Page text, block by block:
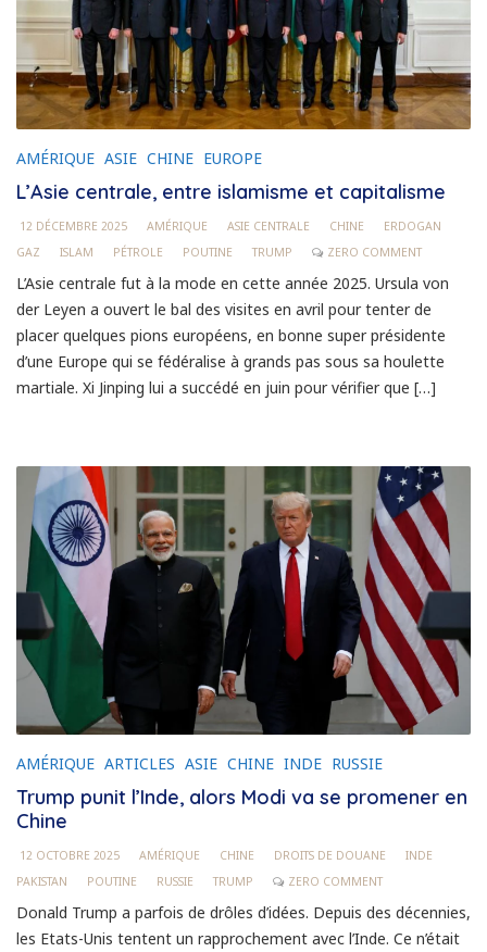
AMÉRIQUE ASIE CHINE EUROPE
L’Asie centrale, entre islamisme et capitalisme
12 DÉCEMBRE 2025 AMÉRIQUE ASIE CENTRALE CHINE
ERDOGAN
GAZ
ISLAM PÉTROLE POUTINE TRUMP ZERO COMMENT
L’Asie centrale fut à la mode en cette année 2025. Ursula von
der Leyen a ouvert le bal des visites en avril pour tenter de
placer quelques pions européens, en bonne super présidente
d’une Europe qui se fédéralise à grands pas sous sa houlette
martiale. Xi Jinping lui a succédé en juin pour vérifier que […]
AMÉRIQUE ARTICLES ASIE CHINE INDE RUSSIE
Trump punit l’Inde, alors Modi va se promener en
Chine
12 OCTOBRE 2025 AMÉRIQUE CHINE DROITS DE DOUANE
INDE
PAKISTAN
POUTINE RUSSIE TRUMP ZERO COMMENT
Donald Trump a parfois de drôles d’idées. Depuis des décennies,
les Etats-Unis tentent un rapprochement avec l’Inde. Ce n’était